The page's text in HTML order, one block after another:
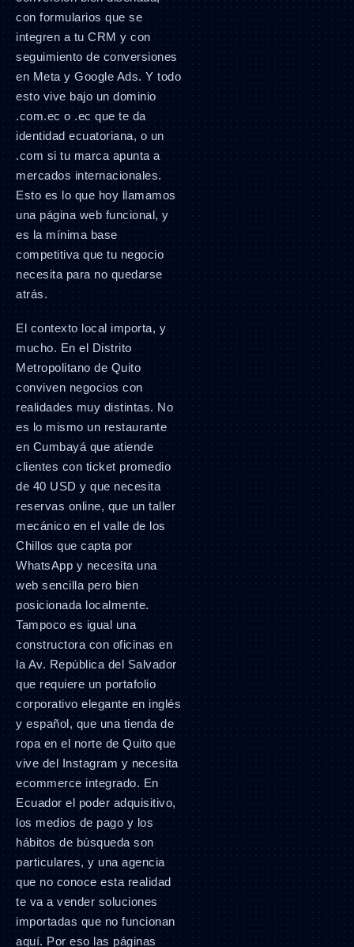
con formularios que se
integren a tu CRM y con
seguimiento de conversiones
en Meta y Google Ads. Y todo
esto vive bajo un dominio
.com.ec o .ec que te da
identidad ecuatoriana, o un
.com si tu marca apunta a
mercados internacionales.
Esto es lo que hoy llamamos
una página web funcional, y
es la mínima base
competitiva que tu negocio
necesita para no quedarse
atrás.
El contexto local importa, y
mucho. En el Distrito
Metropolitano de Quito
conviven negocios con
realidades muy distintas. No
es lo mismo un restaurante
en Cumbayá que atiende
clientes con ticket promedio
de 40 USD y que necesita
reservas online, que un taller
mecánico en el valle de los
Chillos que capta por
WhatsApp y necesita una
web sencilla pero bien
posicionada localmente.
Tampoco es igual una
constructora con oficinas en
la Av. República del Salvador
que requiere un portafolio
corporativo elegante en inglés
y español, que una tienda de
ropa en el norte de Quito que
vive del Instagram y necesita
ecommerce integrado. En
Ecuador el poder adquisitivo,
los medios de pago y los
hábitos de búsqueda son
particulares, y una agencia
que no conoce esta realidad
te va a vender soluciones
importadas que no funcionan
aquí. Por eso las páginas